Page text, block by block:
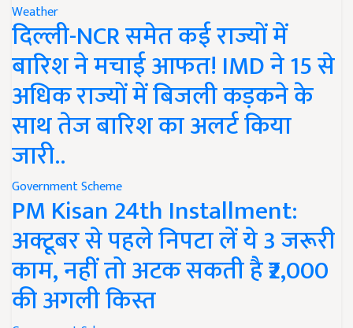
Weather
दिल्ली-NCR समेत कई राज्यों में
बारिश ने मचाई आफत! IMD ने 15 से
अधिक राज्यों में बिजली कड़कने के
साथ तेज बारिश का अलर्ट किया
जारी..
Government Scheme
PM Kisan 24th Installment:
अक्टूबर से पहले निपटा लें ये 3 जरूरी
काम, नहीं तो अटक सकती है ₹2,000
की अगली किस्त